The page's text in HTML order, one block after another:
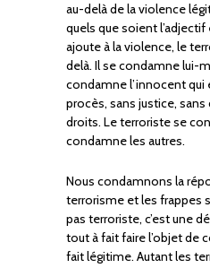
au-delà de la violence
quels que soient l’adjectif
ajoute à la violence, le
delà. Il se condamne lui-
condamne l’innocent qui
procès, sans justice,
droits. Le terroriste se
condamne les autres.
Nous condamnons la
terrorisme et les frappes
pas terroriste, c’est une
tout à fait faire l’objet de
fait légitime. Autant les